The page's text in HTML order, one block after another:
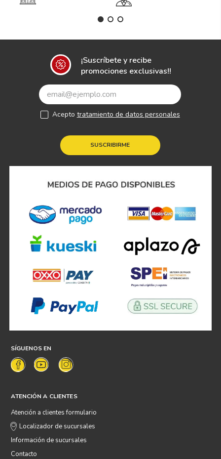
¡Suscríbete y recibe
promociones exclusivas!!
SUSCRIBIRME
Acepto tratamiento de datos personales
SÍGUENOS EN
ATENCIÓN A CLIENTES
Atención a clientes formulario
Localizador de sucursales
Información de sucursales
Contacto